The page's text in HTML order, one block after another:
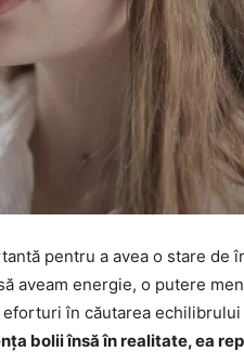
pentru a avea o stare de
aveam energie, o putere
în căutarea echilibrului
bolii însă în realitate, ea